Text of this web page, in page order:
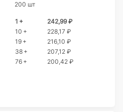
200 шт
1 +
242,99 ₽
10 +
228,17 ₽
19 +
216,10 ₽
38 +
207,12 ₽
76 +
200,42 ₽